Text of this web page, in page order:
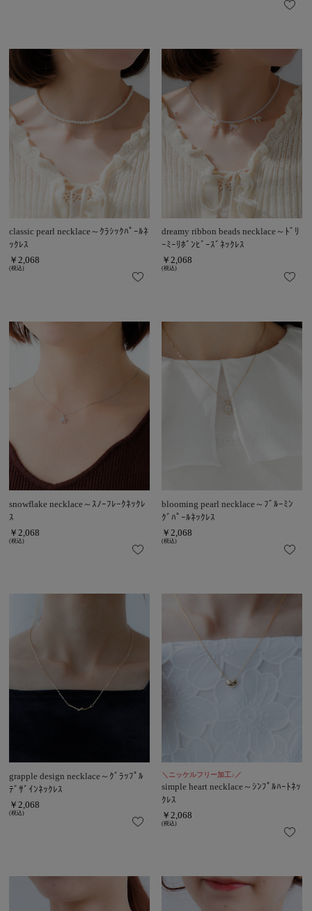
classic pearl necklace～ｸﾗｼｯｸﾊﾟｰﾙﾈ
ｯｸﾚｽ
￥2,068
(税込)
dreamy ribbon beads necklace～ﾄﾞﾘ
ｰﾐｰﾘﾎﾞﾝﾋﾞｰｽﾞﾈｯｸﾚｽ
￥2,068
(税込)
snowflake necklace～ｽﾉｰﾌﾚｰｸﾈｯｸﾚ
ｽ
￥2,068
(税込)
blooming pearl necklace～ﾌﾞﾙｰﾐﾝ
ｸﾞﾊﾟｰﾙﾈｯｸﾚｽ
￥2,068
(税込)
grapple design necklace～ｸﾞﾗｯﾌﾟﾙ
ﾃﾞｻﾞｲﾝﾈｯｸﾚｽ
￥2,068
(税込)
＼ニッケルフリー加工♪／
simple heart necklace～ｼﾝﾌﾟﾙﾊｰﾄﾈｯ
ｸﾚｽ
￥2,068
(税込)